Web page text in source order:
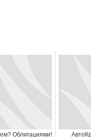
Облигациями!